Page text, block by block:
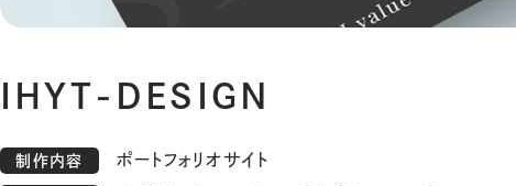
IHYT-DESIGN
制作内容 ポートフォリオサイト